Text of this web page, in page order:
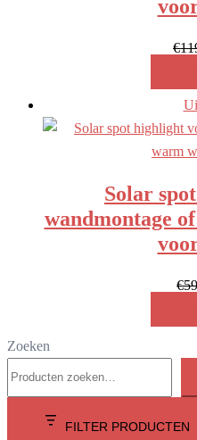
€
Solar
wandmontage
€
Zoeken
FILTER PRODUCTEN